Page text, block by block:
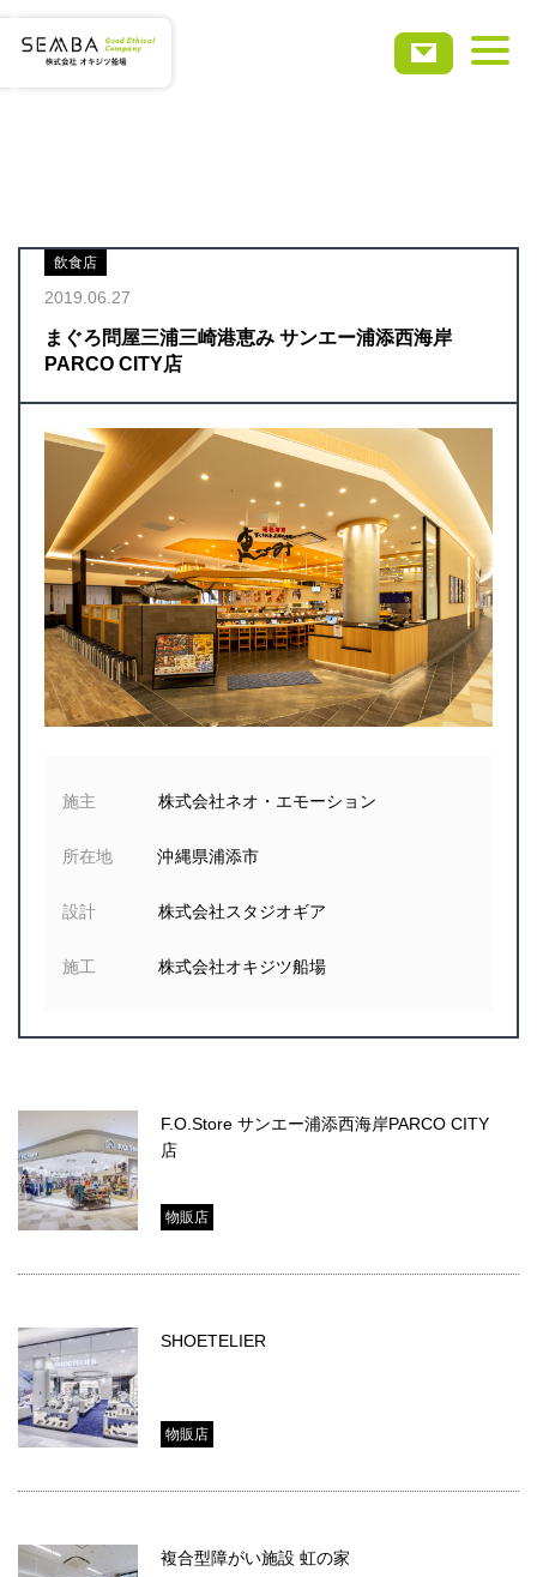
事業・サービス
実績事例
お知らせ
採用情報
飲食店
2019.06.27
まぐろ問屋三浦三崎港恵み サンエー浦添西海岸
PARCO CITY店
施主 株式会社ネオ・エモーション
所在地 沖縄県浦添市
設計 株式会社スタジオギア
施工 株式会社オキジツ船場
F.O.Store サンエー浦添西海岸PARCO CITY
店
物販店
SHOETELIER
物販店
複合型障がい施設 虹の家